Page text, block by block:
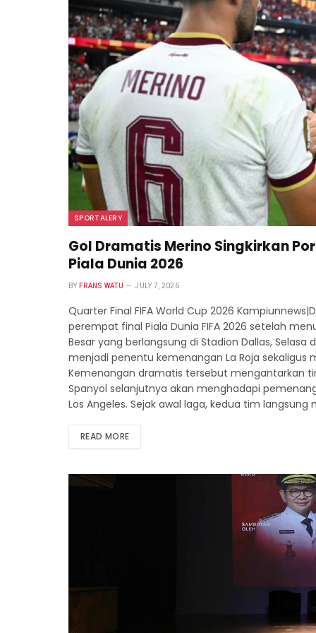
SPORTALERY
Gol Dramatis Merino Singkirkan
Piala Dunia 2026
BY FRANS WATU JULY 7, 2026
Quarter Final FIFA World Cup 2026
perempat final Piala Dunia FIFA 2026 setelah
Besar yang berlangsung di Stadion Dallas,
menjadi penentu kemenangan La Roja
Kemenangan dramatis tersebut mengantarkan
Spanyol selanjutnya akan menghadapi
Los Angeles. Sejak awal laga, kedua tim
READ MORE